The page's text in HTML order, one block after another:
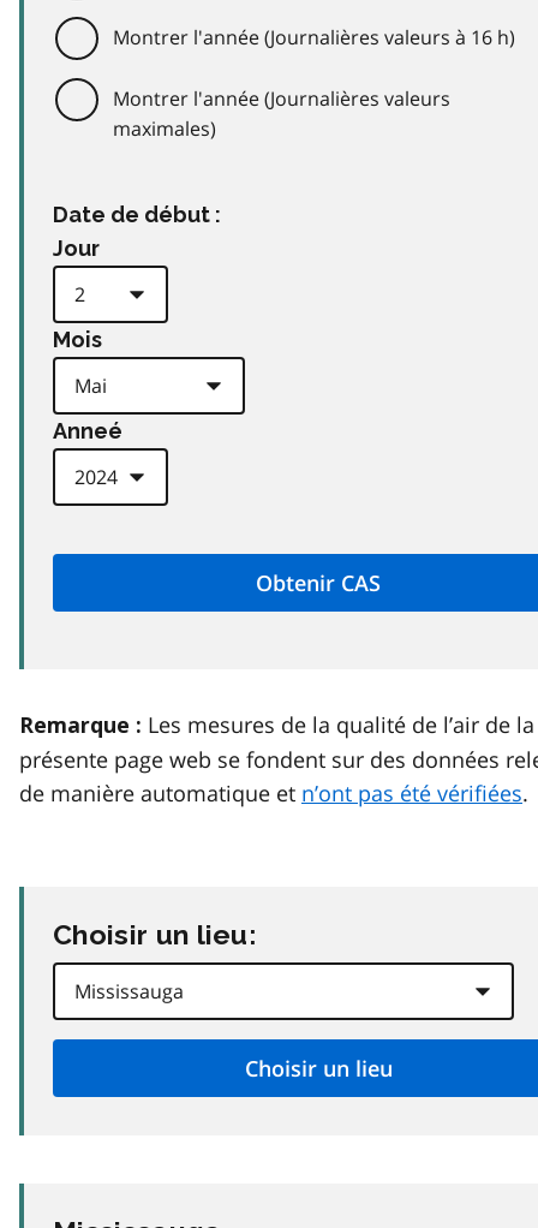
Montrer l'année (Journalières valeurs à 16 h)
Montrer l'année (Journalières valeurs
maximales)
Date de début :
Jour
Mois
Anneé
Remarque : Les mesures de la qualité de l’air de la
présente page web se fondent sur des données
de manière automatique et n’ont pas été vérifiées.
Choisir un lieu: